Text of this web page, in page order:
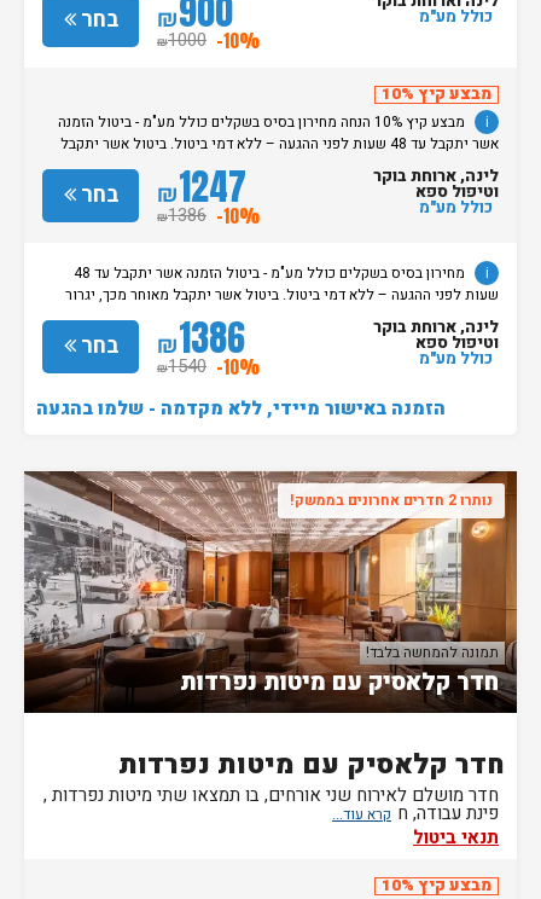
בסך 100% מעלות ההזמנה. מדיניות קבלת/עזיבת חדרים: שעת קבלת החדרים
הינה החל מהשעה 15:00. בימי שבת / חג: קבלת חדרים החל מצאת
השבת/החג. שעת עזיבת חדרים בכל ימות השבוע עד השעה 11:00. בימי שבת/
בחר ₪900
₪1000 -10%
כולל מע"מ
מבצע קיץ 10%
i
מבצע קיץ 10% הנחה מחירון בסיס בשקלים כולל מע"מ - ביטול הזמנה
אשר יתקבל עד 48 שעות לפני ההגעה – ללא דמי ביטול. ביטול אשר יתקבל
מאוחר מכך, יגרור חיוב בסך 50% מעלות ההזמנה. אי הגעה ללא כל הודעה
מוקדמת תגרור חיוב בסך 100% מעלות ההזמנה. מדיניות קבלת/עזיבת חדרים:
שעת קבלת החדרים הינה החל מהשעה 15:00. בימי שבת / חג: קבלת חדרים
החל מצאת השבת/החג. שעת עזיבת חדרים בכל ימות השבוע עד השעה 11:00.
בחר ₪1247
₪1386 -10%
לינה, ארוחת בוקר
וטיפול ספא
כולל מע"מ
i
מחירון בסיס בשקלים כולל מע"מ - ביטול הזמנה אשר יתקבל עד 48
שעות לפני ההגעה – ללא דמי ביטול. ביטול אשר יתקבל מאוחר מכך, יגרור
חיוב בסך 50% מעלות ההזמנה. אי הגעה ללא כל הודעה מוקדמת תגרור חיוב
בסך 100% מעלות ההזמנה. מדיניות קבלת/עזיבת חדרים: שעת קבלת החדרים
הינה החל מהשעה 15:00. בימי שבת / חג: קבלת חדרים החל מצאת
השבת/החג. שעת עזיבת חדרים בכל ימות השבוע עד השעה 11:00. בימי שבת/
בחר ₪1386
₪1540 -10%
לינה, ארוחת בוקר
וטיפול ספא
כולל מע"מ
הזמנה באישור מיידי, ללא מקדמה - שלמו בהגעה
נותרו 2 חדרים אחרונים בממשק!
חדר קלאסיק עם מיטות נפרדות
תמונה להמחשה בלבד!
חדר קלאסיק עם מיטות נפרדות
חדר מושלם לאירוח שני אורחים, בו תמצאו שתי מיטות נפרדות ,
פינת עבודה, ח
תנאי ביטול
מבצע קיץ 10%